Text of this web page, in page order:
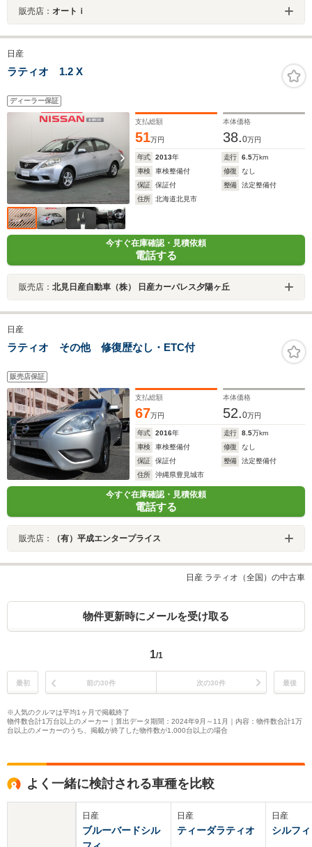
販売店： オートｉ
日産
ラティオ 1.2 X
ディーラー保証
支払総額
51万円
本体価格
38.0万円
年式 2013年 走行 6.5万km
車検
車検整備付 修復
なし
保証
保証付 整備
法定整備付
住所
北海道北見市
今すぐ在庫確認・見積依頼
電話する
販売店： 北見日産自動車（株） 日産カーパレス夕陽ヶ丘
日産
ラティオ その他 修復歴なし・ETC付
販売店保証
支払総額
67万円
本体価格
52.0万円
年式 2016年 走行 8.5万km
車検
車検整備付 修復
なし
保証
保証付 整備
法定整備付
住所
沖縄県豊見城市
今すぐ在庫確認・見積依頼
電話する
販売店： （有）平成エンタープライス
日産 ラティオ（全国）の中古車
物件更新時にメールを受け取る
1/1
最初 前の30件 次の30件 最後
※人気のクルマは平均1ヶ月で掲載終了
物件数合計1万台以上のメーカー｜算出データ期間：2024年9月～11月｜内容：物件数合計1万
台以上のメーカーのうち、掲載が終了した物件数が1,000台以上の場合
よく一緒に検討される車種を比較
日産
ブルーバードシル
日産
ティーダラティオ
日産
シルフィ